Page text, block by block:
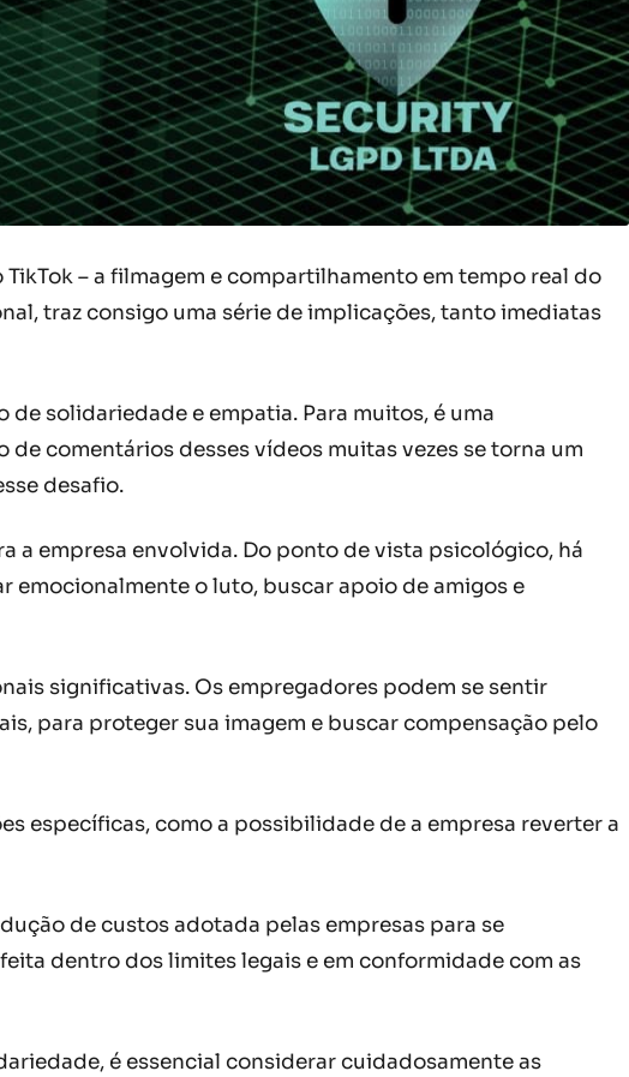
– a filmagem e compartilhamento em tempo real do
traz consigo uma série de implicações, tanto imediatas
solidariedade e empatia. Para muitos, é uma
comentários desses vídeos muitas vezes se torna um
desafio.
a empresa envolvida. Do ponto de vista psicológico, há
emocionalmente o luto, buscar apoio de amigos e
significativas. Os empregadores podem se sentir
para proteger sua imagem e buscar compensação pelo
específicas, como a possibilidade de a empresa reverter a
de custos adotada pelas empresas para se
dentro dos limites legais e em conformidade com as
é essencial considerar cuidadosamente as